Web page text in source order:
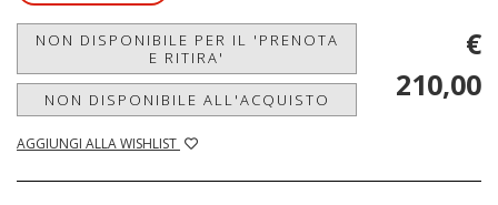
NON DISPONIBILE PER IL 'PRENOTA
E RITIRA'
NON DISPONIBILE ALL'ACQUISTO
AGGIUNGI ALLA WISHLIST
€
210,00